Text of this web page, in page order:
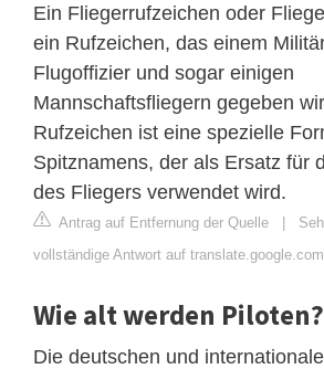
Ein Fliegerrufzeichen oder
ein Rufzeichen, das einem
Flugoffizier und sogar einigen
Mannschaftsfliegern gegeben
Rufzeichen ist eine spezielle
Spitznamens, der als Ersatz für
des Fliegers verwendet wird.
Antrag auf Entfernung der Quelle |
vollständige Antwort auf
Wie alt werden Piloten?
Die deutschen und